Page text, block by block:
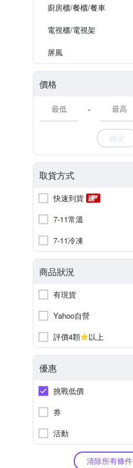
廚房櫃/餐櫃/餐車
電視櫃/電視架
屏風
價格
-
確定
取貨方式
快速到貨
7-11常溫
7-11冷凍
商品狀況
有現貨
Yahoo自營
評價4顆
以上
優惠
挑戰低價
券
活動
清除所有條件